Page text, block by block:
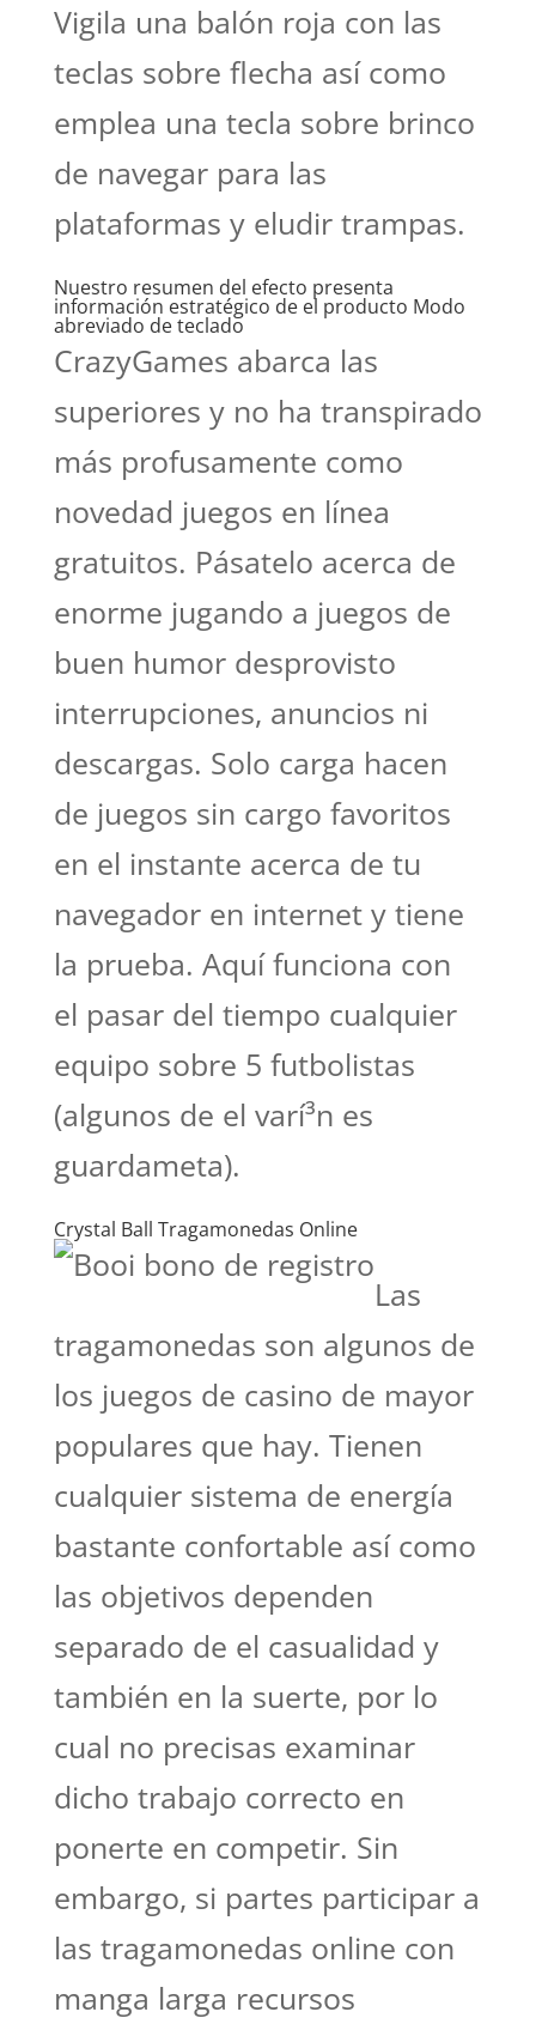
Vigila una balón roja con las
teclas sobre flecha así­ como
emplea una tecla sobre brinco
de navegar para las
plataformas y eludir trampas.
Nuestro resumen del efecto presenta
información estratégico de el producto Modo
abreviado de teclado
CrazyGames abarca las
superiores y no ha transpirado
más profusamente como
novedad juegos en línea
gratuitos. Pásatelo acerca de
enorme jugando a juegos de
buen humor desprovisto
interrupciones, anuncios ni
descargas. Solo carga hacen
de juegos sin cargo favoritos
en el instante acerca de tu
navegador en internet y tiene
la prueba. Aquí funciona con
el pasar del tiempo cualquier
equipo sobre 5 futbolistas
(algunos de el varí³n es
guardameta).
Crystal Ball Tragamonedas Online
Las
tragamonedas son algunos de
los juegos de casino de mayor
populares que hay. Tienen
cualquier sistema de energía
bastante confortable así­ como
las objetivos dependen
separado de el casualidad y
también en la suerte, por lo
cual no precisas examinar
dicho trabajo correcto en
ponerte en competir. Sin
embargo, si partes participar a
las tragamonedas online con
manga larga recursos